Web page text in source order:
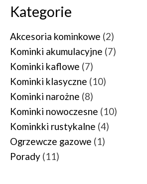
Kategorie
Akcesoria kominkowe (2)
Kominki akumulacyjne (7)
Kominki kaflowe (7)
Kominki klasyczne (10)
Kominki narożne (8)
Kominki nowoczesne (10)
Kominkki rustykalne (4)
Ogrzewcze gazowe (1)
Porady (11)